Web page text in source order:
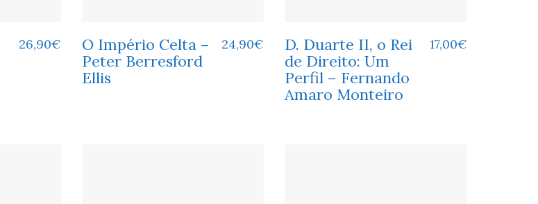
26,90€
O Império Celta –
Peter Berresford
Ellis
24,90€
D. Duarte II, o Rei
de Direito: Um
Perfil – Fernando
Amaro Monteiro
17,00€